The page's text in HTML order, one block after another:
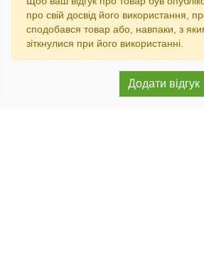
про свій досвід його використання,
сподобався товар або, навпаки, з
зіткнулися при його використанні.